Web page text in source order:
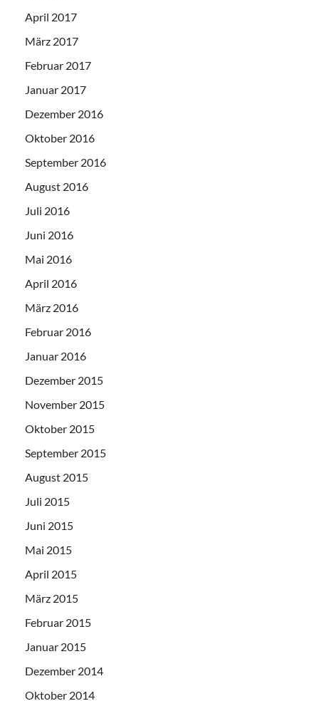
April 2017
März 2017
Februar 2017
Januar 2017
Dezember 2016
Oktober 2016
September 2016
August 2016
Juli 2016
Juni 2016
Mai 2016
April 2016
März 2016
Februar 2016
Januar 2016
Dezember 2015
November 2015
Oktober 2015
September 2015
August 2015
Juli 2015
Juni 2015
Mai 2015
April 2015
März 2015
Februar 2015
Januar 2015
Dezember 2014
Oktober 2014